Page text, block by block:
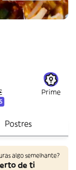
Prime
Postres
algo semelhante?
de ti